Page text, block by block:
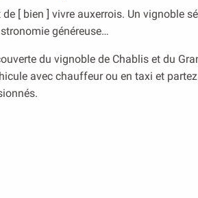
de [ bien ] vivre auxerrois. Un vignoble
généreuse…
du vignoble de Chablis et du
avec chauffeur ou en taxi et